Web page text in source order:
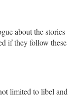
about the stories
if they follow these
limited to libel and